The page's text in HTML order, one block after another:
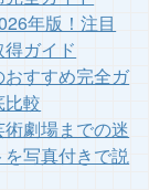
年版！注目
ガイド
すすめ完全ガ
較
劇場までの迷
写真付きで説